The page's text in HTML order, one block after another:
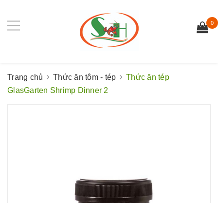
0
Trang chủ Thức ăn tôm - tép
Thức ăn tép
GlasGarten Shrimp Dinner 2